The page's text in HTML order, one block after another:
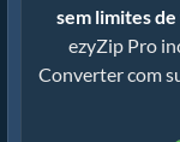
sem limites
ezyZip Pro
Converter com